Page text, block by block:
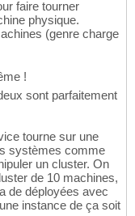
faire tourner
physique.
(genre charge
!
sont parfaitement
tourne sur une
systèmes comme
un cluster. On
de 10 machines,
de déployées avec
instance de ça soit